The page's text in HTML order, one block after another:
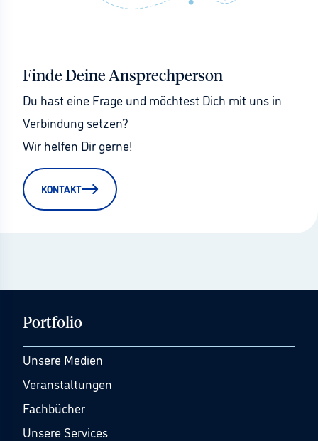
Finde Deine Ansprechperson
Du hast eine Frage und möchtest Dich mit uns in
Verbindung setzen?
Wir helfen Dir gerne!
KONTAKT
Portfolio
Unsere Medien
Veranstaltungen
Fachbücher
Unsere Services